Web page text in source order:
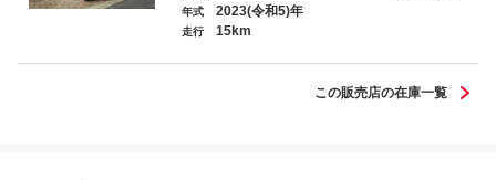
年式 2023(令和5)年
走行 15km
この販売店の在庫一覧